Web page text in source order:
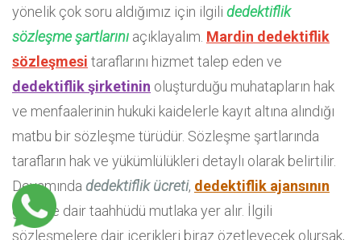
yönelik çok soru aldığımız için ilgili dedektiflik
sözleşme şartlarını açıklayalım. Mardin dedektiflik
sözleşmesi taraflarını hizmet talep eden ve
dedektiflik şirketinin oluşturduğu muhatapların hak
ve menfaalerinin hukuki kaidelerle kayıt altına alındığı
matbu bir sözleşme türüdür. Sözleşme şartlarında
tarafların hak ve yükümlülükleri detaylı olarak belirtilir.
Devamında dedektiflik ücreti, dedektiflik ajansının
gizliliğe dair taahhüdü mutlaka yer alır. İlgili
sözleşmelere dair içerikleri biraz özetleyecek olursak,